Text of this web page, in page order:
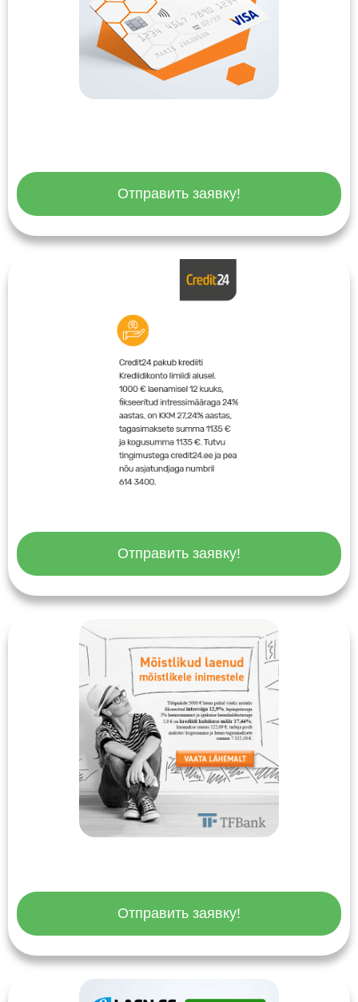
Отправить заявку!
Отправить заявку!
Отправить заявку!